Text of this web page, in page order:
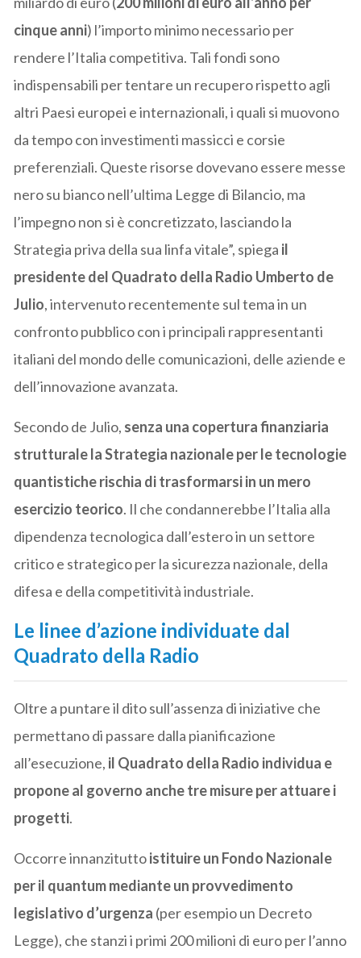
cinque anni) l’importo minimo necessario per
rendere l’Italia competitiva. Tali fondi sono
indispensabili per tentare un recupero rispetto agli
altri Paesi europei e internazionali, i quali si muovono
da tempo con investimenti massicci e corsie
preferenziali. Queste risorse dovevano essere messe
nero su bianco nell’ultima Legge di Bilancio, ma
l’impegno non si è concretizzato, lasciando la
Strategia priva della sua linfa vitale”, spiega il
presidente del Quadrato della Radio Umberto de
Julio, intervenuto recentemente sul tema in un
confronto pubblico con i principali rappresentanti
italiani del mondo delle comunicazioni, delle aziende e
dell’innovazione avanzata.
Secondo de Julio, senza una copertura finanziaria
strutturale la Strategia nazionale per le tecnologie
quantistiche rischia di trasformarsi in un mero
esercizio teorico. Il che condannerebbe l’Italia alla
dipendenza tecnologica dall’estero in un settore
critico e strategico per la sicurezza nazionale, della
difesa e della competitività industriale.
Le linee d’azione individuate dal
Quadrato della Radio
Oltre a puntare il dito sull’assenza di iniziative che
permettano di passare dalla pianificazione
all’esecuzione, il Quadrato della Radio individua e
propone al governo anche tre misure per attuare i
progetti.
Occorre innanzituttoistituire un Fondo Nazionale
per il quantum mediante un provvedimento
legislativo d’urgenza (per esempio un Decreto
Legge), che stanzi i primi 200 milioni di euro per l’anno